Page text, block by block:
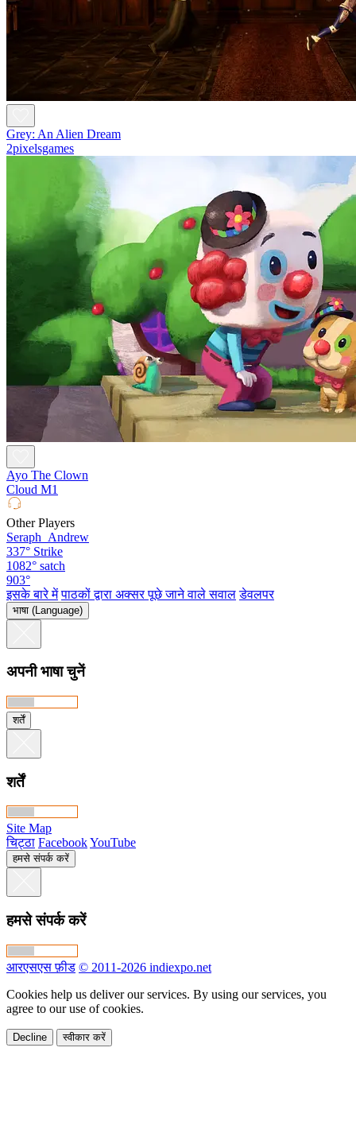
Grey: An Alien Dream
2pixelsgames
Ayo The Clown
Cloud M1
Other Players
Seraph_Andrew
337° Strike
1082° satch
903°
इसके बारे में पाठकों द्वारा अक्सर पूछे जाने वाले सवाल डेवलपर
भाषा (Language)
अपनी भाषा चुनें
शर्तें
शर्तें
Site Map
चिट्ठा FacebookYouTube
हमसे संपर्क करें
हमसे संपर्क करें
आरएसएस फ़ीड © 2011-2026 indiexpo.net
Cookies help us deliver our services. By using our services, you
agree to our use of cookies.
Decline स्वीकार करें